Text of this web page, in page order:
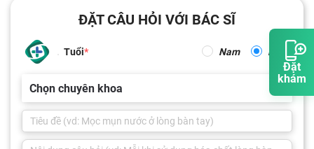
Đặt
khám
ĐẶT CÂU HỎI VỚI BÁC SĨ
Tuổi Nam Nữ
Chọn chuyên khoa